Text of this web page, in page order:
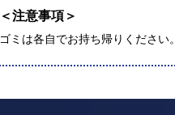
＜注意事項＞
ゴミは各自でお持ち帰りください。